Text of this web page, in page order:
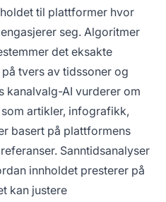
til plattformer hvor
seg. Algoritmer
det eksakte
tvers av tidssoner og
kanalvalg-AI vurderer om
artikler, infografikk,
basert på plattformens
Sanntidsanalyser
innholdet presterer på
kan justere